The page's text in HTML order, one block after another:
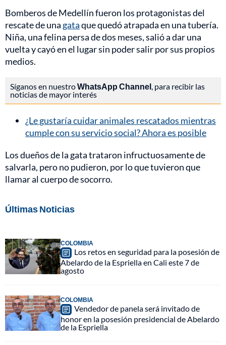
Bomberos de Medellín fueron los protagonistas del
rescate de una gataque quedó atrapada en una tubería.
Niña, una felina persa de dos meses, salió a dar una
vuelta y cayó en el lugar sin poder salir por sus propios
medios.
Síganos en nuestroWhatsApp Channel , para recibir las
noticias de mayor interés
¿Le gustaría cuidar animales rescatados mientras
cumple con su servicio social? Ahora es posible
Los dueños de la gata trataron infructuosamente de
salvarla, pero no pudieron, por lo que tuvieron que
llamar al cuerpo de socorro.
Últimas Noticias
COLOMBIA
Los retos en seguridad para la posesión de
Abelardo de la Espriella en Cali este 7 de
agosto
COLOMBIA
Vendedor de panela será invitado de
honor en la posesión presidencial de Abelardo
de la Espriella